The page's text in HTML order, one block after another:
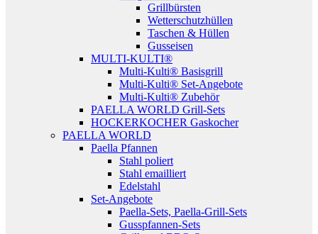
Grillbürsten
Wetterschutzhüllen
Taschen & Hüllen
Gusseisen
MULTI-KULTI®
Multi-Kulti® Basisgrill
Multi-Kulti® Set-Angebote
Multi-Kulti® Zubehör
PAELLA WORLD Grill-Sets
HOCKERKOCHER Gaskocher
PAELLA WORLD
Paella Pfannen
Stahl poliert
Stahl emailliert
Edelstahl
Set-Angebote
Paella-Sets, Paella-Grill-Sets
Gusspfannen-Sets